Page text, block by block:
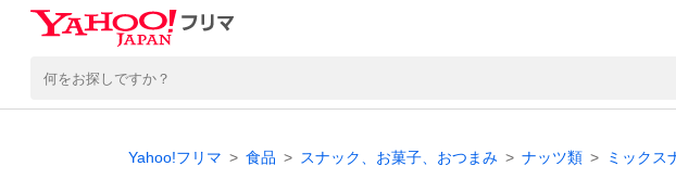
Yahoo!フリマ 食品 スナック、お菓子、おつまみ ナッツ類 ミックス